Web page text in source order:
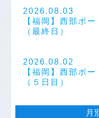
2026.08.03
【福岡】西部ボ
（最終日）
2026.08.02
【福岡】西部ボ
（５日目）
月